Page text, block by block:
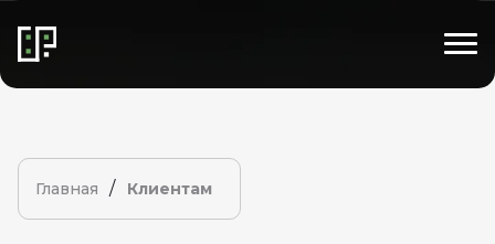
Главная / Клиентам